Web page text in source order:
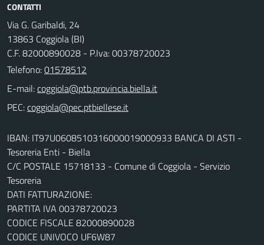
CONTATTI
Via G. Garibaldi, 24
13863 Coggiola (BI)
C.F. 82000890028 - P.Iva: 00378720023
Telefono:01578512
E-mail:
PEC:
IBAN: IT97U0608510316000019000933 BANCA DI ASTI -
Tesoreria Enti - Biella
C/C POSTALE 15718133 - Comune di Coggiola - Servizio
Tesoreria
DATI FATTURAZIONE:
PARTITA IVA 00378720023
CODICE FISCALE 82000890028
CODICE UNIVOCO UF6W87